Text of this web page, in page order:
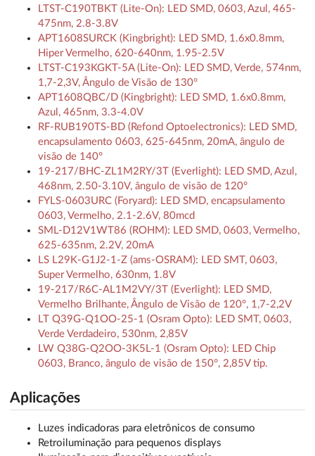
LTST-C190TBKT (Lite-On): LED SMD, 0603, Azul, 465-
475nm, 2.8-3.8V
APT1608SURCK (Kingbright): LED SMD, 1.6x0.8mm,
Hiper Vermelho, 620-640nm, 1.95-2.5V
LTST-C193KGKT-5A (Lite-On): LED SMD, Verde, 574nm,
1,7-2,3V, Ângulo de Visão de 130°
APT1608QBC/D (Kingbright): LED SMD, 1.6x0.8mm,
Azul, 465nm, 3.3-4.0V
RF-RUB190TS-BD (Refond Optoelectronics): LED SMD,
encapsulamento 0603, 625-645nm, 20mA, ângulo de
visão de 140°
19-217/BHC-ZL1M2RY/3T (Everlight): LED SMD, Azul,
468nm, 2.50-3.10V, ângulo de visão de 120°
FYLS-0603URC (Foryard): LED SMD, encapsulamento
0603, Vermelho, 2.1-2.6V, 80mcd
SML-D12V1WT86 (ROHM): LED SMD, 0603, Vermelho,
625-635nm, 2.2V, 20mA
LS L29K-G1J2-1-Z (ams-OSRAM): LED SMT, 0603,
Super Vermelho, 630nm, 1.8V
19-217/R6C-AL1M2VY/3T (Everlight): LED SMD,
Vermelho Brilhante, Ângulo de Visão de 120°, 1,7-2,2V
LT Q39G-Q1OO-25-1 (Osram Opto): LED SMT, 0603,
Verde Verdadeiro, 530nm, 2,85V
LW Q38G-Q2OO-3K5L-1 (Osram Opto): LED Chip
0603, Branco, ângulo de visão de 150°, 2,85V tip.
Aplicações
Luzes indicadoras para eletrônicos de consumo
Retroiluminação para pequenos displays